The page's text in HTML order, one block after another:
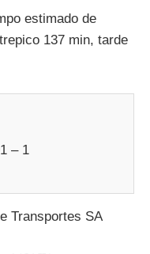
estimado de
137 min, tarde
– 1
Transportes SA